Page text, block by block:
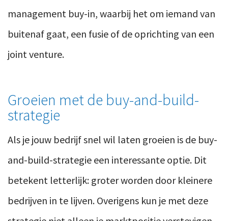
management buy-in, waarbij het om iemand van
buitenaf gaat, een fusie of de oprichting van een
joint venture.
Groeien met de buy-and-build-
strategie
Als je jouw bedrijf snel wil laten groeien is de buy-
and-build-strategie een interessante optie. Dit
betekent letterlijk: groter worden door kleinere
bedrijven in te lijven. Overigens kun je met deze